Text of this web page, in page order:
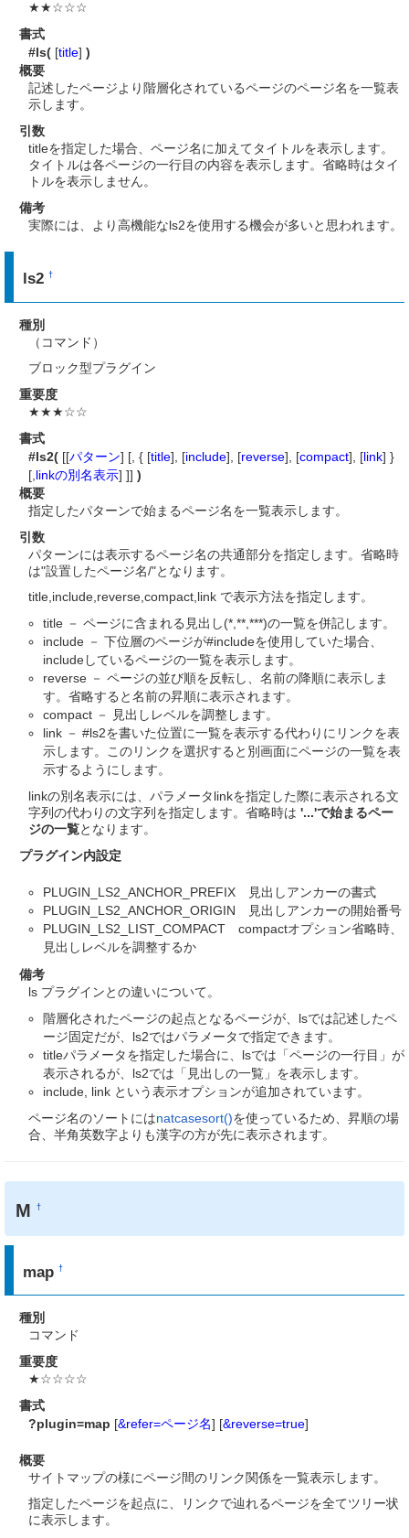
★★☆☆☆
書式
#ls( [title] )
概要
記述したページより階層化されているページのページ名を一覧表
示します。
引数
titleを指定した場合、ページ名に加えてタイトルを表示します。
タイトルは各ページの一行目の内容を表示します。省略時はタイ
トルを表示しません。
備考
実際には、より高機能なls2を使用する機会が多いと思われます。
ls2†
種別
（コマンド）
ブロック型プラグイン
重要度
★★★☆☆
書式
#ls2( [[パターン] [, { [title], [include], [reverse], [compact], [link] }
[, linkの別名表示] ]] )
概要
指定したパターンで始まるページ名を一覧表示します。
引数
パターンには表示するページ名の共通部分を指定します。省略時
は"設置したページ名/"となります。
title,include,reverse,compact,link で表示方法を指定します。
title － ページに含まれる見出し(*,**,***)の一覧を併記します。
include － 下位層のページが#includeを使用していた場合、
includeしているページの一覧を表示します。
reverse － ページの並び順を反転し、名前の降順に表示しま
す。省略すると名前の昇順に表示されます。
compact － 見出しレベルを調整します。
link － #ls2を書いた位置に一覧を表示する代わりにリンクを表
示します。このリンクを選択すると別画面にページの一覧を表
示するようにします。
linkの別名表示には、パラメータlinkを指定した際に表示される文
字列の代わりの文字列を指定します。省略時は '...'で始まるペー
ジの一覧となります。
プラグイン内設定
PLUGIN_LS2_ANCHOR_PREFIX 見出しアンカーの書式
PLUGIN_LS2_ANCHOR_ORIGIN 見出しアンカーの開始番号
PLUGIN_LS2_LIST_COMPACT compactオプション省略時、
見出しレベルを調整するか
備考
ls プラグインとの違いについて。
階層化されたページの起点となるページが、lsでは記述したペ
ージ固定だが、ls2ではパラメータで指定できます。
titleパラメータを指定した場合に、lsでは「ページの一行目」が
表示されるが、ls2では「見出しの一覧」を表示します。
include, link という表示オプションが追加されています。
ページ名のソートにはnatcasesort()を使っているため、昇順の場
合、半角英数字よりも漢字の方が先に表示されます。
M†
map†
種別
コマンド
重要度
★☆☆☆☆
書式
?plugin=map [&refer=ページ名] [&reverse=true]
概要
サイトマップの様にページ間のリンク関係を一覧表示します。
指定したページを起点に、リンクで辿れるページを全てツリー状
に表示します。